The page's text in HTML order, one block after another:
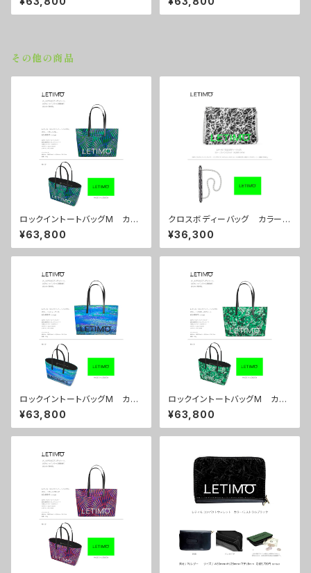
まで約１か月
約１か月
その他の商品
ロックイントートバッグM カラ
ー/センスブルー ■配送まで約
１か月
¥63,800
クロスボディーバッグ カラー/
ブレインズブラック ■配送まで
約１か月
¥36,300
ロックイントートバッグM カラ
ー/シティーナイト ■配送まで
約１か月
¥63,800
ロックイントートバッグM カラ
ー/プロポーズグリーン ■配送
まで約１か月
¥63,800